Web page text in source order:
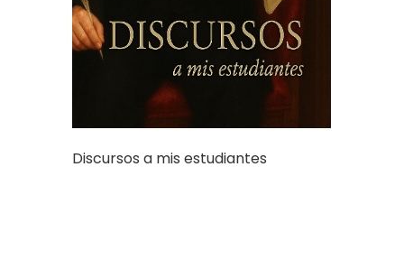
Discursos a mis estudiantes